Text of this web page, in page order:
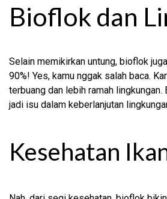
Bioflok dan
Selain memikirkan untung, bioflok
90%! Yes, kamu nggak salah baca.
terbuang dan lebih ramah
jadi isu dalam keberlanjutan
Kesehatan